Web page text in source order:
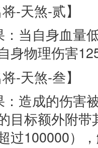
-天煞-贰】
当自身血量
身物理伤害
-天煞-叁】
造成的伤害
目标额外附
过100000）